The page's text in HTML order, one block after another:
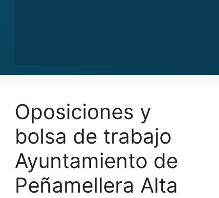
Oposiciones y
bolsa de trabajo
Ayuntamiento de
Peñamellera Alta